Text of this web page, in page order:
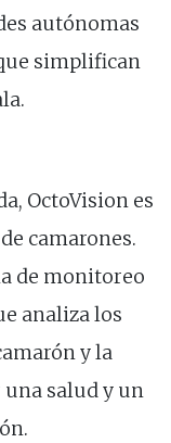
autónomas
simplifican
OctoVision es
camarones.
de monitoreo
analiza los
y la
salud y un